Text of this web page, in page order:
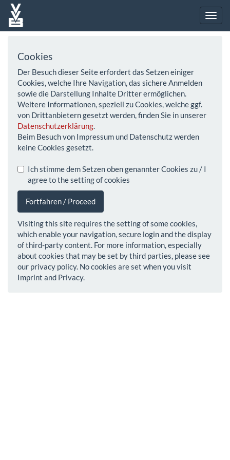
Cookies
Der Besuch dieser Seite erfordert das Setzen einiger
Cookies, welche Ihre Navigation, das sichere Anmelden
sowie die Darstellung Inhalte Dritter ermöglichen.
Weitere Informationen, speziell zu Cookies, welche ggf.
von Drittanbietern gesetzt werden, finden Sie in unserer
Datenschutzerklärung.
Beim Besuch von Impressum und Datenschutz werden
keine Cookies gesetzt.
Ich stimme dem Setzen oben genannter Cookies zu / I
agree to the setting of cookies
Fortfahren / Proceed
Visiting this site requires the setting of some cookies,
which enable your navigation, secure login and the display
of third-party content. For more information, especially
about cookies that may be set by third parties, please see
our privacy policy. No cookies are set when you visit
Imprint and Privacy.